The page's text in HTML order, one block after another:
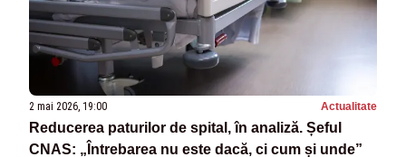
2 mai 2026, 19:00 Actualitate
Reducerea paturilor de spital, în analiză. Șeful
CNAS: „Întrebarea nu este dacă, ci cum și unde”